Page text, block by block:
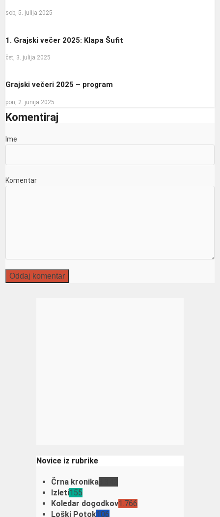
sob, 5. julija 2025
1. Grajski večer 2025: Klapa Šufit
čet, 3. julija 2025
Grajski večeri 2025 – program
pon, 2. junija 2025
Komentiraj
Ime
Komentar
Novice iz rubrike
Črna kronika
Izleti155
Koledar dogodkov1.766
Loški Potok106